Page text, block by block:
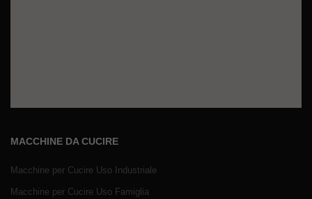
MACCHINE DA CUCIRE
Macchine per Cucire Uso Industriale
Macchine per Cucire Uso Famiglia